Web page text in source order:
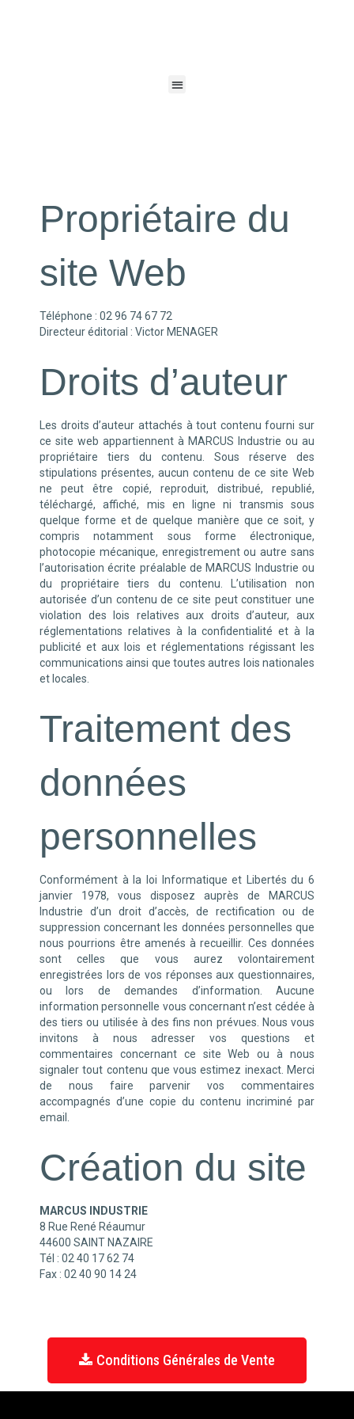
Propriétaire du
site Web
Téléphone : 02 96 74 67 72
Directeur éditorial : Victor MENAGER
Droits d’auteur
Les droits d’auteur attachés à tout contenu fourni sur
ce site web appartiennent à MARCUS Industrie ou au
propriétaire tiers du contenu. Sous réserve des
stipulations présentes, aucun contenu de ce site Web
ne peut être copié, reproduit, distribué, republié,
téléchargé, affiché, mis en ligne ni transmis sous
quelque forme et de quelque manière que ce soit, y
compris notamment sous forme électronique,
photocopie mécanique, enregistrement ou autre sans
l’autorisation écrite préalable de MARCUS Industrie ou
du propriétaire tiers du contenu. L’utilisation non
autorisée d’un contenu de ce site peut constituer une
violation des lois relatives aux droits d’auteur, aux
réglementations relatives à la confidentialité et à la
publicité et aux lois et réglementations régissant les
communications ainsi que toutes autres lois nationales
et locales.
Traitement des
données
personnelles
Conformément à la loi Informatique et Libertés du 6
janvier 1978, vous disposez auprès de MARCUS
Industrie
d’un droit d’accès, de rectification ou de
suppression concernant les données personnelles que
nous pourrions être amenés à recueillir. Ces données
sont celles que vous aurez volontairement
enregistrées lors de vos réponses aux questionnaires,
ou lors de demandes d’information. Aucune
information personnelle vous concernant n’est cédée à
des tiers ou utilisée à des fins non prévues. Nous vous
invitons à nous adresser vos questions et
commentaires concernant ce site Web ou à nous
signaler tout contenu que vous estimez inexact. Merci
de nous faire parvenir vos commentaires
accompagnés d’une copie du contenu incriminé par
email.
Création du site
MARCUS INDUSTRIE
8 Rue René Réaumur
44600 SAINT NAZAIRE
Tél : 02 40 17 62 74
Fax : 02 40 90 14 24
Conditions Générales de Vente